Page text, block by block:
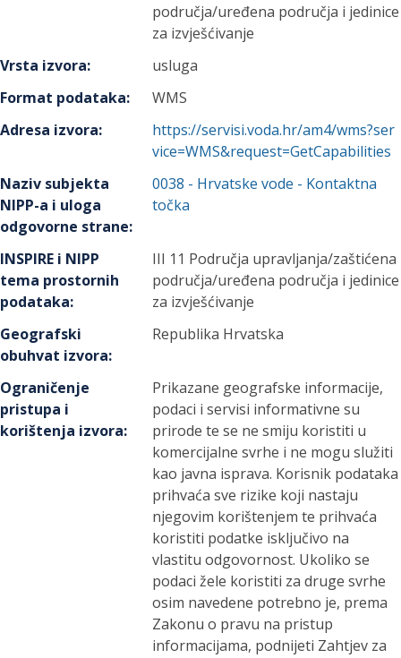
područja/uređena područja i jedinice
za izvješćivanje
Vrsta izvora:
usluga
Format podataka:
WMS
Adresa izvora:
https://servisi.voda.hr/am4/wms?ser
vice=WMS&request=GetCapabilities
Naziv subjekta
NIPP-a i uloga
odgovorne strane:
0038 - Hrvatske vode - Kontaktna
točka
INSPIRE i NIPP
tema prostornih
podataka:
III 11 Područja upravljanja/zaštićena
područja/uređena područja i jedinice
za izvješćivanje
Geografski
obuhvat izvora:
Republika Hrvatska
Ograničenje
pristupa i
korištenja izvora:
Prikazane geografske informacije,
podaci i servisi informativne su
prirode te se ne smiju koristiti u
komercijalne svrhe i ne mogu služiti
kao javna isprava. Korisnik podataka
prihvaća sve rizike koji nastaju
njegovim korištenjem te prihvaća
koristiti podatke isključivo na
vlastitu odgovornost. Ukoliko se
podaci žele koristiti za druge svrhe
osim navedene potrebno je, prema
Zakonu o pravu na pristup
informacijama, podnijeti Zahtjev za